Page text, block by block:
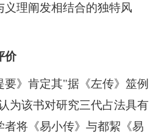
义理阐发相结合的独特风
价
》肯定其"据《左传》筮例
为该书对研究三代占法具有
将《易小传》与都絜《易